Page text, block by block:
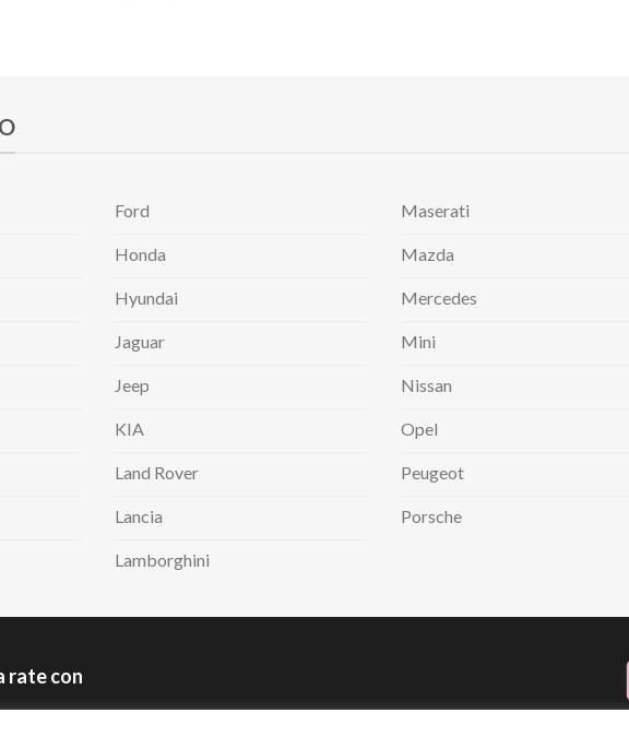
Ford
Honda
Hyundai
Jaguar
Jeep
KIA
Land Rover
Lancia
Lamborghini
Maserati
Mazda
Mercedes
Mini
Nissan
Opel
Peugeot
Porsche
rate con